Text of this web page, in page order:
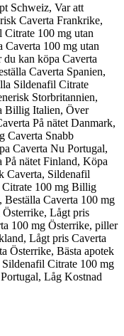
Schweiz, Var att
Caverta Frankrike,
100 mg utan
100 mg utan
kan köpa Caverta
Caverta Spanien,
Sildenafil Citrate
Storbritannien,
Billig Italien, Över
På nätet Danmark,
Caverta Snabb
Caverta Nu Portugal,
nätet Finland, Köpa
Caverta, Sildenafil
Citrate 100 mg Billig
Caverta 100 mg
Lågt pris
100 mg Österrike, piller
Lågt pris Caverta
Österrike, Bästa apotek
Citrate 100 mg
Låg Kostnad